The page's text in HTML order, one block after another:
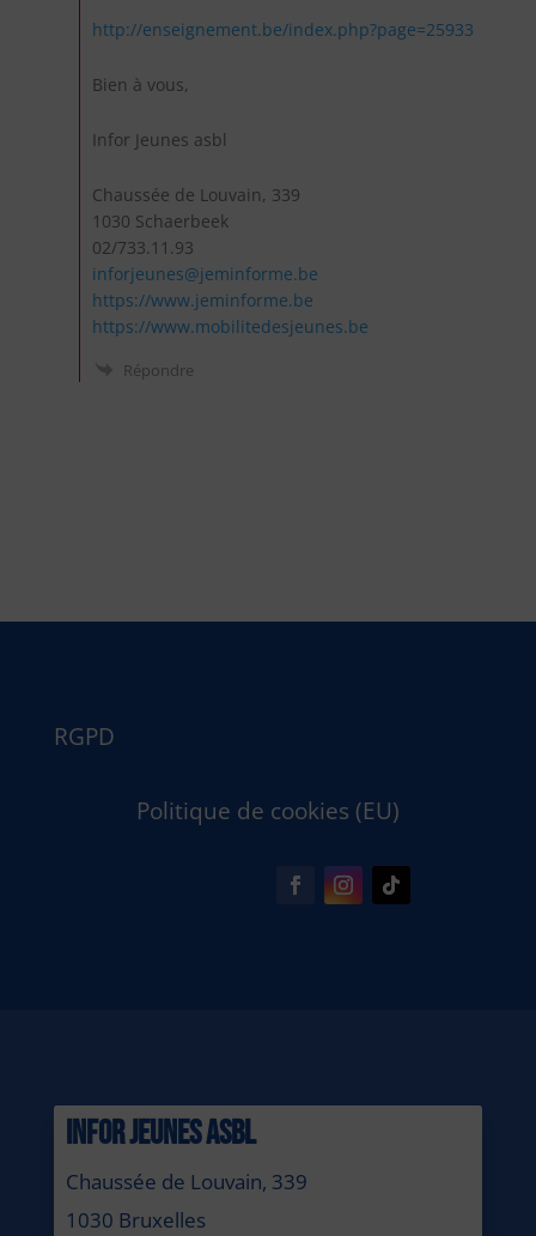
http://enseignement.be/index.php?page=25933
Bien à vous,
Infor Jeunes asbl
Chaussée de Louvain, 339
1030 Schaerbeek
02/733.11.93
inforjeunes@jeminforme.be
https://www.jeminforme.be
https://www.mobilitedesjeunes.be
Répondre
RGPD
Politique de cookies (EU)
INFOR JEUNES ASBL
Chaussée de Louvain, 339
1030 Bruxelles